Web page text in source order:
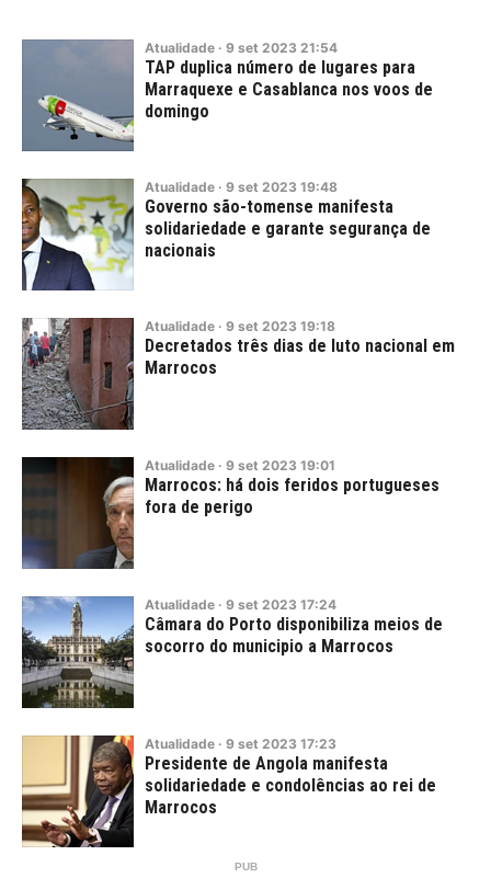
Atualidade · 9 set 2023 21:54
TAP duplica número de lugares para
Marraquexe e Casablanca nos voos de
domingo
Atualidade · 9 set 2023 19:48
Governo são-tomense manifesta
solidariedade e garante segurança de
nacionais
Atualidade · 9 set 2023 19:18
Decretados três dias de luto nacional em
Marrocos
Atualidade · 9 set 2023 19:01
Marrocos: há dois feridos portugueses
fora de perigo
Atualidade · 9 set 2023 17:24
Câmara do Porto disponibiliza meios de
socorro do municipio a Marrocos
Atualidade · 9 set 2023 17:23
Presidente de Angola manifesta
solidariedade e condolências ao rei de
Marrocos